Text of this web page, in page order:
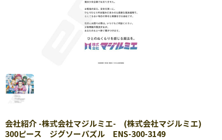
会社紹介 -株式会社マジルミエ- (株式会社マジルミエ)
300ピース ジグソーパズル ENS-300-3149